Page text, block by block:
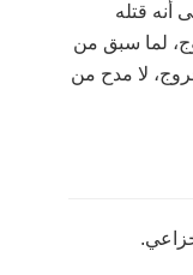
أنه قتله
لما سبق من
لا مدح من